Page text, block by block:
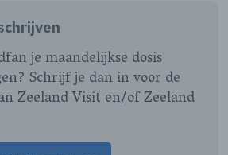
je maandelijkse dosis
Schrijf je dan in voor de
Zeeland Visit en/of Zeeland